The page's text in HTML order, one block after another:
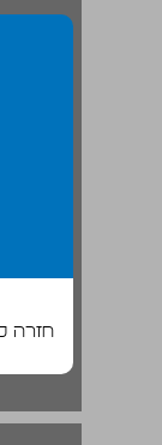
חזרה
מבוא ... 19